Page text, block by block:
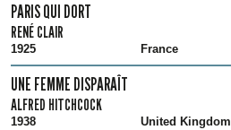
PARIS QUI DORT
RENÉ CLAIR
1925 France
UNE FEMME DISPARAÎT
ALFRED HITCHCOCK
1938 United Kingdom